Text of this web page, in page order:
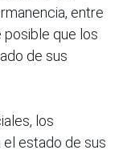
entre
posible que los
de sus
los
estado de sus